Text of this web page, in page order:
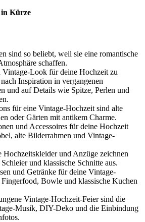
in Kürze
sind so beliebt, weil sie eine romantische
schaffen.
Vintage-Look für deine Hochzeit zu
Inspiration in vergangenen
und auf Details wie Spitze, Perlen und
für eine Vintage-Hochzeit sind alte
oder Gärten mit antikem Charme.
und Accessoires für deine Hochzeit
alte Bilderrahmen und Vintage-
Hochzeitskleider und Anzüge zeichnen
und klassische Schnitte aus.
und Getränke für deine Vintage-
Bowle und klassische Kuchen
Vintage-Hochzeit-Feier sind die
Musik, DIY-Deko und die Einbindung